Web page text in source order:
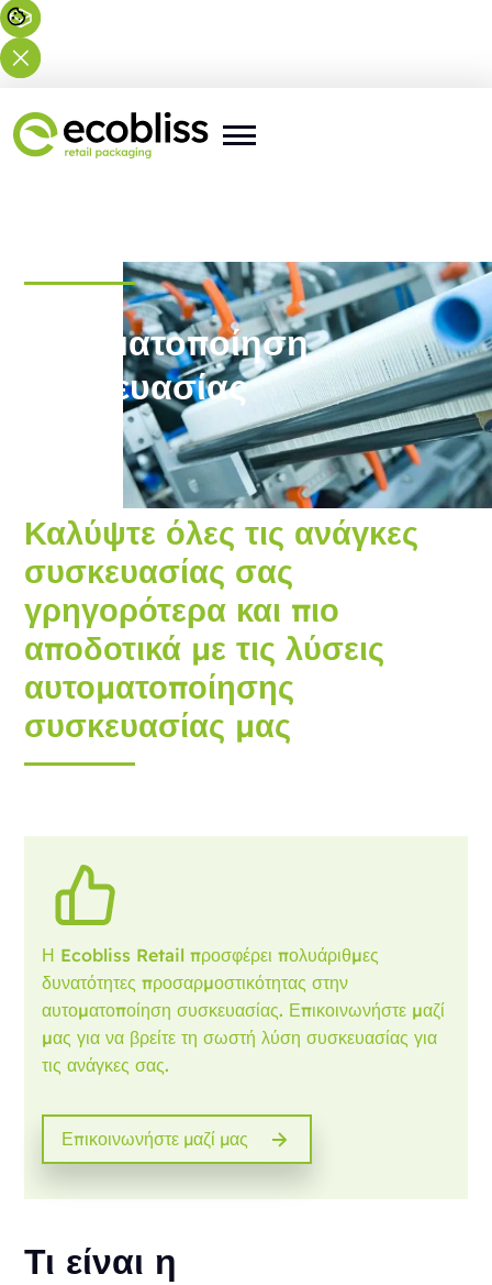
Αυτοματοποίηση
συσκευασίας
Καλύψτε όλες τις ανάγκες
συσκευασίας σας
γρηγορότερα και πιο
αποδοτικά με τις λύσεις
αυτοματοποίησης
συσκευασίας μας
Η Ecobliss Retail προσφέρει πολυάριθμες
δυνατότητες προσαρμοστικότητας στην
αυτοματοποίηση συσκευασίας. Επικοινωνήστε μαζί
μας για να βρείτε τη σωστή λύση συσκευασίας για
τις ανάγκες σας.
Επικοινωνήστε μαζί μας
Τι είναι η